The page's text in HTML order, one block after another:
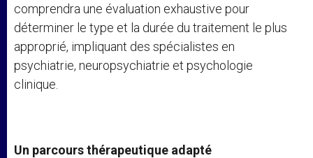
comprendra une évaluation exhaustive pour
déterminer le type et la durée du traitement le plus
approprié, impliquant des spécialistes en
psychiatrie, neuropsychiatrie et psychologie
clinique.
Un parcours thérapeutique adapté